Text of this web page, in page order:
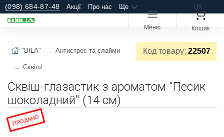
(098) 684-87-48 Акції Про нас Ще UK
Меню Кошик
Код товару: 22507
"BILA" Антистрес та слайми
Сквіші
Сквіш-глазастик з ароматом "Песик
шоколадний" (14 см)
ПРОДАНО